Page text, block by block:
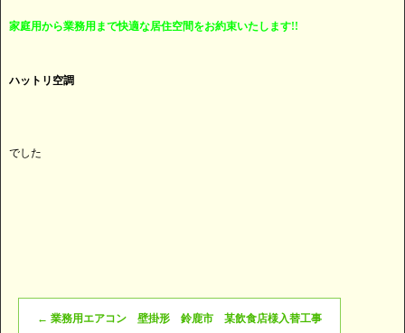
家庭用から業務用まで快適な居住空間をお約束いたします!!
ハットリ空調
でした
← 業務用エアコン 壁掛形 鈴鹿市 某飲食店様入替工事